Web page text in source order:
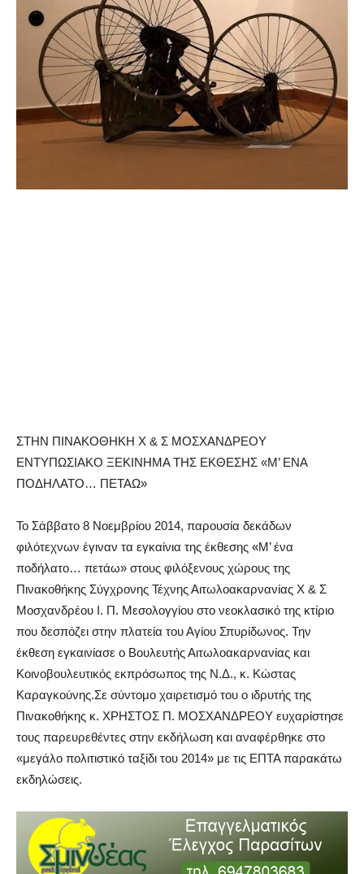
ΣΤΗΝ ΠΙΝΑΚΟΘΗΚΗ Χ & Σ ΜΟΣΧΑΝΔΡΕΟΥ
ΕΝΤΥΠΩΣΙΑΚΟ ΞΕΚΙΝΗΜΑ ΤΗΣ ΕΚΘΕΣΗΣ «Μ’ ΕΝΑ
ΠΟΔΗΛΑΤΟ… ΠΕΤΑΩ»
Το Σάββατο 8 Νοεμβρίου 2014, παρουσία δεκάδων
φιλότεχνων έγιναν τα εγκαίνια της έκθεσης «Μ’ ένα
ποδήλατο… πετάω» στους φιλόξενους χώρους της
Πινακοθήκης Σύγχρονης Τέχνης Αιτωλοακαρνανίας Χ & Σ
Μοσχανδρέου Ι. Π. Μεσολογγίου στο νεοκλασικό της κτίριο
που δεσπόζει στην πλατεία του Αγίου Σπυρίδωνος. Την
έκθεση εγκαινίασε ο Βουλευτής Αιτωλοακαρνανίας και
Κοινοβουλευτικός εκπρόσωπος της Ν.Δ., κ. Κώστας
Καραγκούνης.Σε σύντομο χαιρετισμό του ο ιδρυτής της
Πινακοθήκης κ. ΧΡΗΣΤΟΣ Π. ΜΟΣΧΑΝΔΡΕΟΥ ευχαρίστησε
τους παρευρεθέντες στην εκδήλωση και αναφέρθηκε στο
«μεγάλο πολιτιστικό ταξίδι του 2014» με τις ΕΠΤΑ παρακάτω
εκδηλώσεις.